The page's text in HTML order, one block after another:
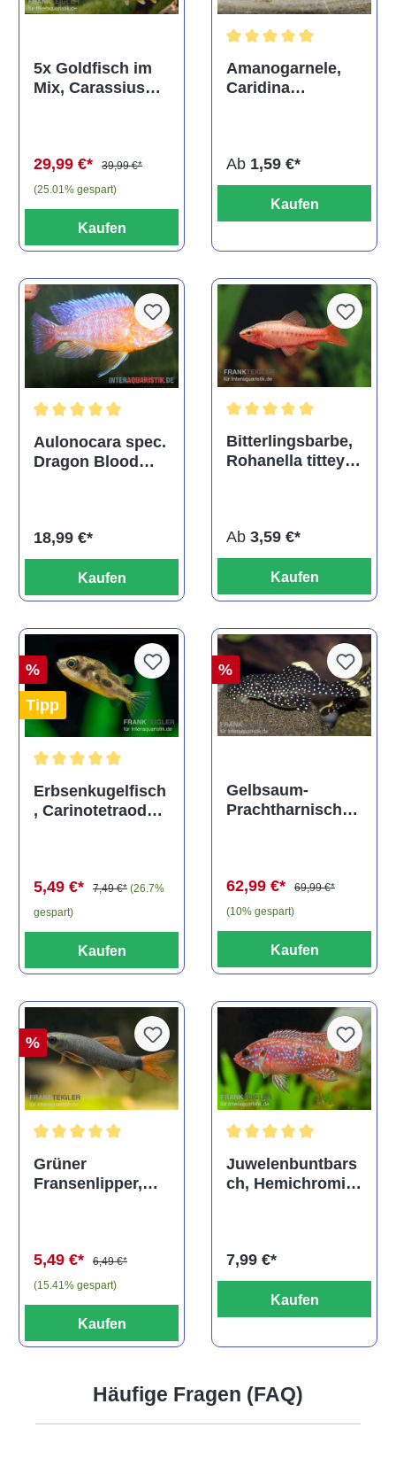
5x Goldfisch im
Mix, Carassius
29,99 €*
39,99 €*
(25.01% gespart)
Kaufen
Amanogarnele,
Caridina
Ab 1,59 €*
Kaufen
Durchschnittliche Bewertung von 5 von 5 Sternen
Aulonocara spec.
Dragon Blood
18,99 €*
Kaufen
Bitterlingsbarbe,
Rohanella titteya,
Ab 3,59 €*
Kaufen
%
Tipp
Durchschnittliche Bewertung von 5 von 5 Sternen
Erbsenkugelfisch
, Carinotetraodon
5,49 €* 7,49 €* (26.7%
gespart)
Kaufen
%
Gelbsaum-
Prachtharnischw
62,99 €*
69,99 €*
(10% gespart)
Kaufen
%
Grüner
Fransenlipper,
5,49 €*
6,49 €*
(15.41% gespart)
Kaufen
Juwelenbuntbars
ch, Hemichromis
7,99 €*
Kaufen
Häufige Fragen (FAQ)